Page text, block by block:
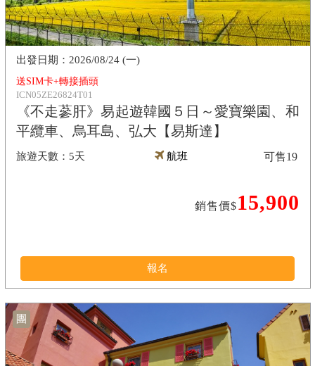
送SIM卡+轉接插頭
ICN05ZE26824T01
《不走蔘肝》易起遊韓國５日～愛寶樂園、和
平纜車、烏耳島、弘大【易斯達】
5天
2026/08/24 (一)
航班
銷售價$15,900
可售19
報名
團